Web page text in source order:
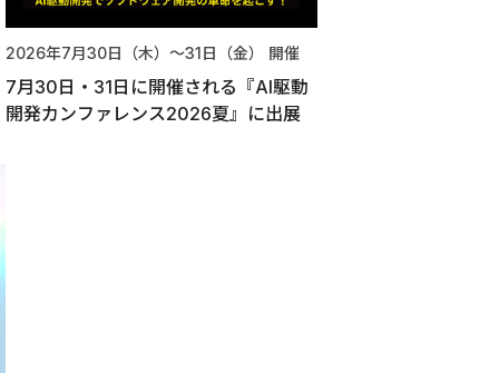
2026年7月30日（木）〜31日（金） 開催
7月30日・31日に開催される『AI駆動
開発カンファレンス2026夏』に出展